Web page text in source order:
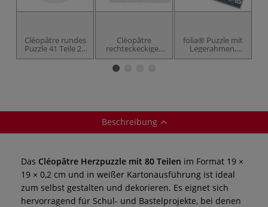
Cléopâtre rundes
Puzzle 41 Teile 20
x 20 x 0,2 cm Weiß
Cléopâtre
rechteckeckiges
Puzzle 12 Teile 19
x 24 x 0,2 cm Weiß
folia® Puzzle mit
Legerahmen,
blanco weiß
Beschreibung
Das Cléopâtre Herzpuzzle mit 80 Teilen im Format 19 ×
19 × 0,2 cm und in weißer Kartonausführung ist ideal
zum selbst gestalten und dekorieren. Es eignet sich
hervorragend für Schul- und Bastelprojekte, bei denen